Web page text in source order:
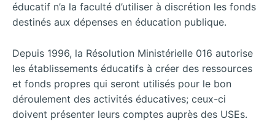
éducatif n’a la faculté d’utiliser à discrétion les fonds
destinés aux dépenses en éducation publique.
Depuis 1996, la Résolution Ministérielle 016 autorise
les établissements éducatifs à créer des ressources
et fonds propres qui seront utilisés pour le bon
déroulement des activités éducatives; ceux-ci
doivent présenter leurs comptes auprès des USEs.